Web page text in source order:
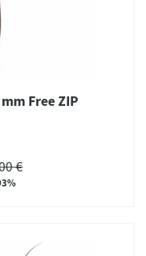
Free ZIP
€